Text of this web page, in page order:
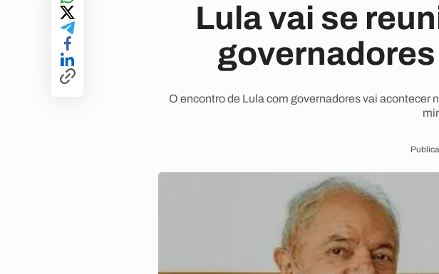
Lula vai se
O encontro de Lula com governadores vai acontecer